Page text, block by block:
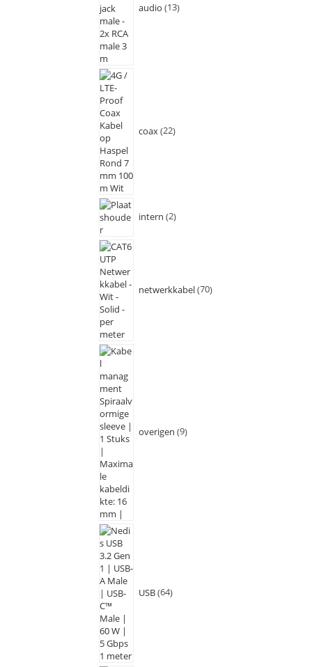
audio 13
coax 22
intern 2
netwerkkabel 70
overigen 9
USB 64